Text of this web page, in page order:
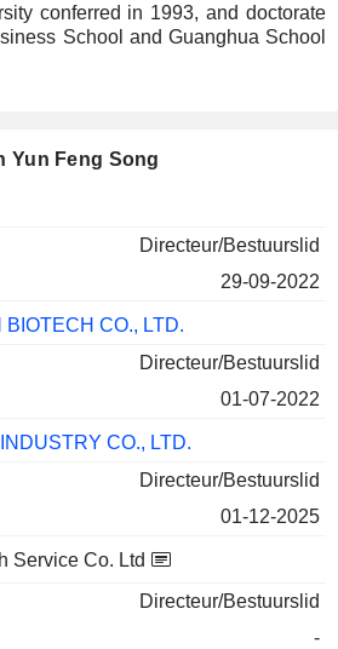
conferred in 1993, and doctorate
School and Guanghua School
Yun Feng Song
Directeur/Bestuurslid
29-09-2022
BIOTECH CO., LTD.
Directeur/Bestuurslid
01-07-2022
CO., LTD.
Directeur/Bestuurslid
01-12-2025
Service Co. Ltd
Directeur/Bestuurslid
-